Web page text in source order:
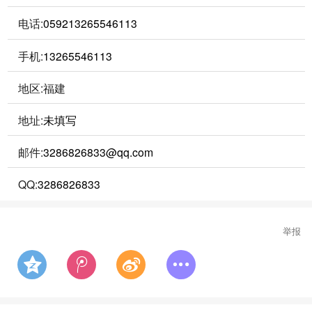
电话:059213265546113
手机:13265546113
地区:福建
地址:未填写
邮件:3286826833@qq.com
QQ:3286826833
举报